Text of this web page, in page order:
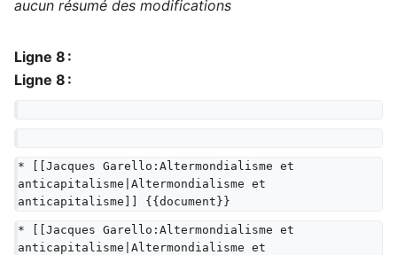
aucun résumé des modifications
Ligne 8 :
Ligne 8 :
* [[Jacques Garello:Altermondialisme et
anticapitalisme|Altermondialisme et
anticapitalisme]] {{document}}
* [[Jacques Garello:Altermondialisme et
anticapitalisme|Altermondialisme et